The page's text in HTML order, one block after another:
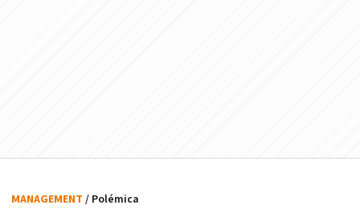
MANAGEMENT / Polémica